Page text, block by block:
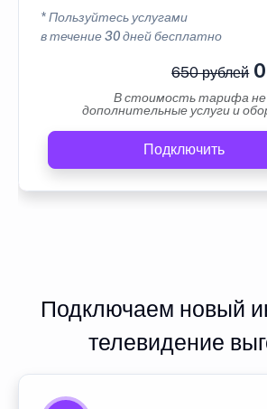
* Пользуйтесь услугами
в течение 30 дней бесплатно
650 рублей0
В стоимость тарифа не
дополнительные услуги и
Подключить
Подключаем новый
телевидение